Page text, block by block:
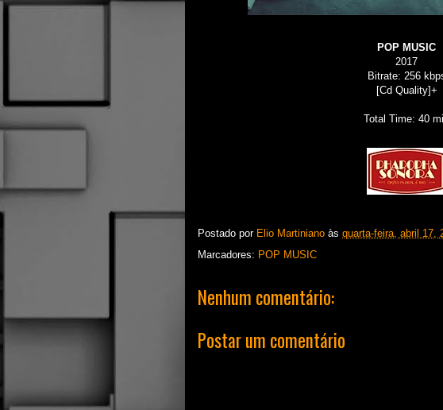
POP MUSIC
2017
Bitrate: 256
[Cd Quality]+
Total Time: 40
Postado por Elio Martiniano às quarta-feira, abril 17,
Marcadores: POP MUSIC
Nenhum comentário:
Postar um comentário